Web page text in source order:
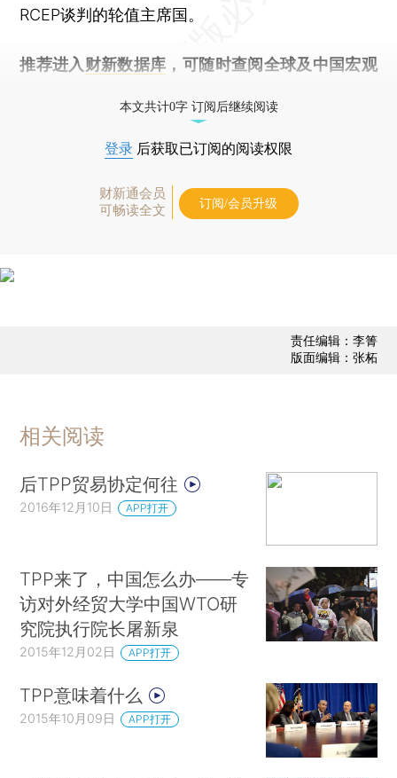
RCEP谈判的轮值主席国。
推荐进入 财新数据库 ，可随时查阅全球及中国宏观
本文共计0字 订阅后继续阅读
登录 后获取已订阅的阅读权限
财新通会员
可畅读全文
订阅/会员升级
责任编辑：李箐
版面编辑：张柘
相关阅读
后TPP贸易协定何往
2016年12月10日 APP打开
TPP来了，中国怎么办——专
访对外经贸大学中国WTO研
究院执行院长屠新泉
2015年12月02日 APP打开
TPP意味着什么
2015年10月09日 APP打开